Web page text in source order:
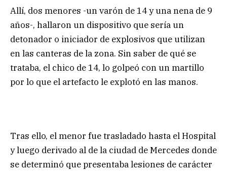
Allí, dos menores -un varón de 14 y una nena de 9
años-, hallaron un dispositivo que sería un
detonador o iniciador de explosivos que utilizan
en las canteras de la zona. Sin saber de qué se
trataba, el chico de 14, lo golpeó con un martillo
por lo que el artefacto le explotó en las manos.
Tras ello, el menor fue trasladado hasta el Hospital
y luego derivado al de la ciudad de Mercedes donde
se determinó que presentaba lesiones de carácter